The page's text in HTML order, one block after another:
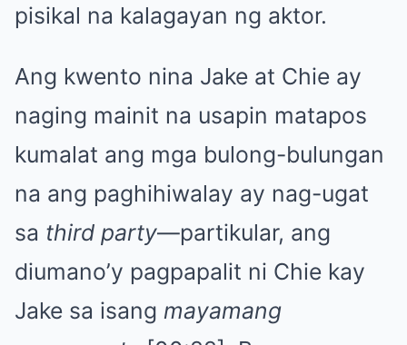
pisikal na kalagayan ng aktor.
Ang kwento nina Jake at Chie ay
naging mainit na usapin matapos
kumalat ang mga bulong-bulungan
na ang paghihiwalay ay nag-ugat
sa third party—partikular, ang
diumano’y pagpapalit ni Chie kay
Jake sa isang mayamang